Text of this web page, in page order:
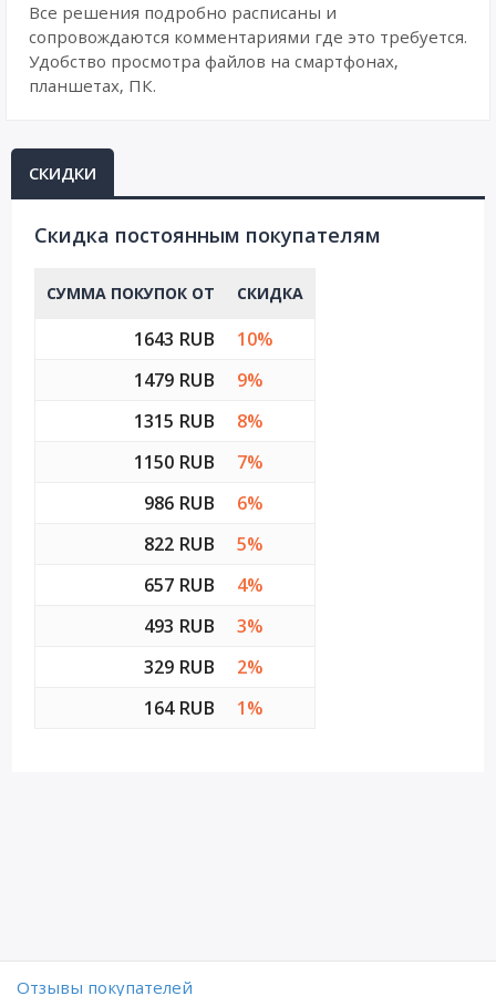
Все решения подробно расписаны и
сопровождаются комментариями где это требуется.
Удобство просмотра файлов на смартфонах,
планшетах, ПК.
СКИДКИ
Cкидка постоянным покупателям
СУММА ПОКУПОК ОТ СКИДКА
1643 RUB
10%
1479 RUB
9%
1315 RUB
8%
1150 RUB
7%
986 RUB
6%
822 RUB
5%
657 RUB
4%
493 RUB
3%
329 RUB
2%
164 RUB
1%
Отзывы покупателей